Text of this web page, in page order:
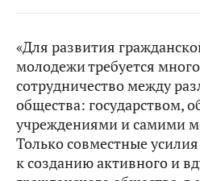
«Для развития
молодежи требуется
сотрудничество между
общества: государством,
учреждениями и самими
Только совместные
к созданию активного и